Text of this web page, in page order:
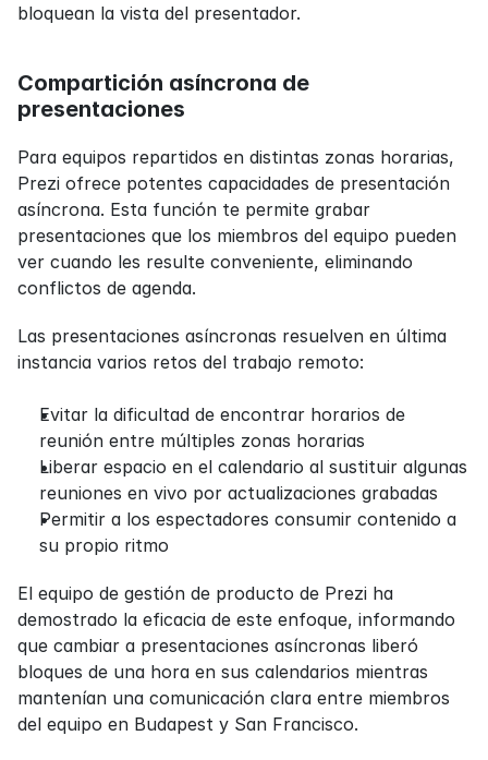
bloquean la vista del presentador.
Compartición asíncrona de
presentaciones
Para equipos repartidos en distintas zonas horarias,
Prezi ofrece potentes capacidades de presentación
asíncrona. Esta función te permite grabar
presentaciones que los miembros del equipo pueden
ver cuando les resulte conveniente, eliminando
conflictos de agenda.
Las presentaciones asíncronas resuelven en última
instancia varios retos del trabajo remoto:
Evitar la dificultad de encontrar horarios de
reunión entre múltiples zonas horarias
Liberar espacio en el calendario al sustituir algunas
reuniones en vivo por actualizaciones grabadas
Permitir a los espectadores consumir contenido a
su propio ritmo
El equipo de gestión de producto de Prezi ha
demostrado la eficacia de este enfoque, informando
que cambiar a presentaciones asíncronas liberó
bloques de una hora en sus calendarios mientras
mantenían una comunicación clara entre miembros
del equipo en Budapest y San Francisco.